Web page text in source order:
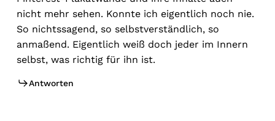
nicht mehr sehen. Konnte ich eigentlich noch nie.
So nichtssagend, so selbstverständlich, so
anmaßend. Eigentlich weiß doch jeder im Innern
selbst, was richtig für ihn ist.
Antworten